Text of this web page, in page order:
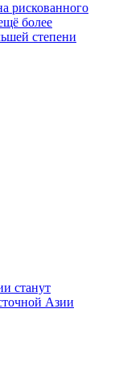
рискованного
более
степени
станут
Азии